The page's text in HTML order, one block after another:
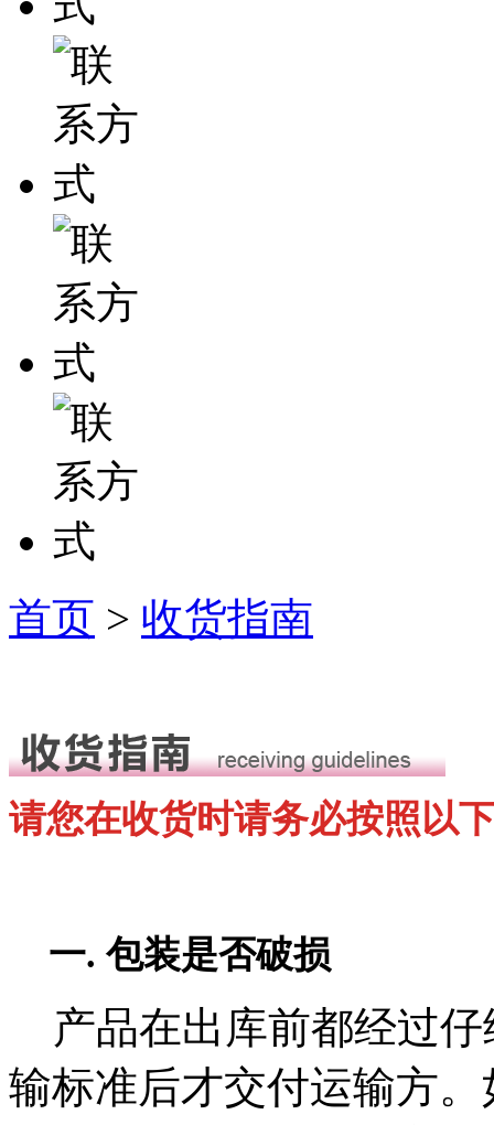
首页 > 收货指南
请您在收货时请务必按照以
一. 包装是否破损
产品在出库前都经过仔
输标准后才交付运输方